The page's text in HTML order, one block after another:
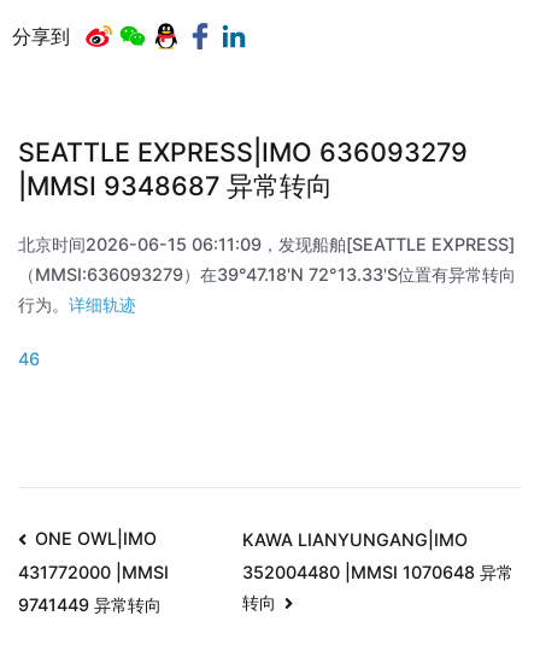
分享到
SEATTLE EXPRESS|IMO 636093279
|MMSI 9348687 异常转向
北京时间2026-06-15 06:11:09，发现船舶[SEATTLE EXPRESS]
（MMSI:636093279）在39°47.18'N 72°13.33'S位置有异常转向
行为。 详细轨迹
46
ONE OWL|IMO
431772000 |MMSI
9741449 异常转向
KAWA LIANYUNGANG|IMO
352004480 |MMSI 1070648 异常
转向